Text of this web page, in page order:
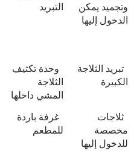
التبريد
مجمدة
ومبردة
يمكن
وحدة تكثيف
الثلاجة
المشي داخلها
مقبض باب
غرفة
للدخول
غرفة باردة
للمطعم
أجزاء باب
غرفة